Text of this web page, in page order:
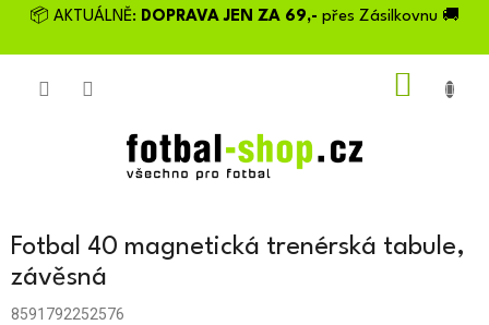
Přejít📦 AKTUÁLNĚ: DOPRAVA JEN ZA 69,- přes Zásilkovnu 🚚
Fotbal 40 magnetická trenérská tabule,
závěsná
8591792252576